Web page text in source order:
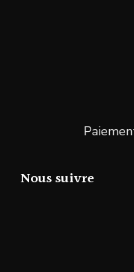
Nous suivre